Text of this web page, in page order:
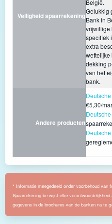
Veiligheid spaarrekening
België.
Gelukkig
Bank in
vrijwillige
specifiek
extra
wettelijke
dekking
van het
bank.
Andere producten
€5,30/
* Informatie meegedeeld onder voorbehoud van
Spaarrekening.be wijst elke
gegevens in de brochures van de banken na te